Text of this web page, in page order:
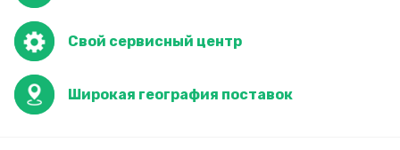
Свой сервисный центр
Широкая география поставок